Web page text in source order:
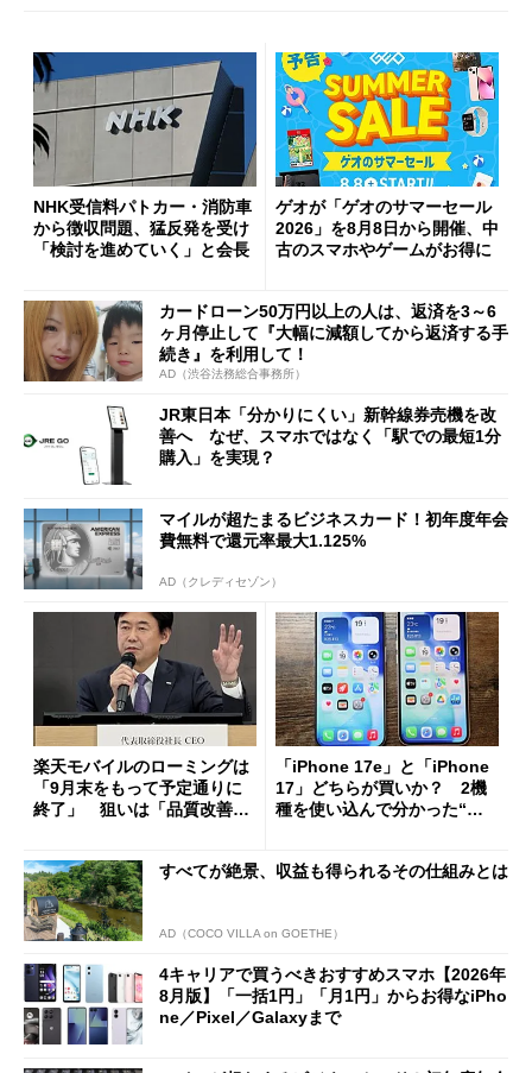
NHK受信料パトカー・消防車
から徴収問題、猛反発を受け
「検討を進めていく」と会長
ゲオが「ゲオのサマーセール
2026」を8月8日から開催、中
古のスマホやゲームがお得に
カードローン50万円以上の人は、返済を3～6
ヶ月停止して『大幅に減額してから返済する手
続き』を利用して！
AD（渋谷法務総合事務所）
JR東日本「分かりにくい」新幹線券売機を改
善へ なぜ、スマホではなく「駅での最短1分
購入」を実現？
マイルが超たまるビジネスカード！初年度年会
費無料で還元率最大1.125%
AD（クレディセゾン）
楽天モバイルのローミングは
「9月末をもって予定通りに
終了」 狙いは「品質改善」
も
「iPhone 17e」と「iPhone
17」どちらが買いか？ 2機
種を使い込んで分かった“ス
すべてが絶景、収益も得られるその仕組みとは
AD（COCO VILLA on GOETHE）
4キャリアで買うべきおすすめスマホ【2026年
8月版】「一括1円」「月1円」からお得なiPho
ne／Pixel／Galaxyまで